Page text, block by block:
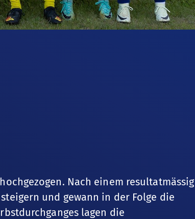
Nach einem resultatmässig
und gewann in der Folge die
lagen die